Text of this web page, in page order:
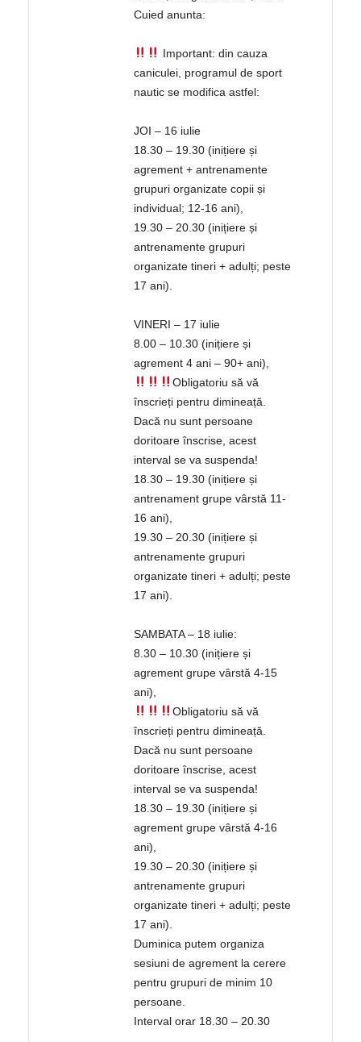
Cuied anunta:
Important: din cauza
caniculei, programul de sport
nautic se modifica astfel:
JOI – 16 iulie
18.30 – 19.30 (inițiere și
agrement + antrenamente
grupuri organizate copii și
individual; 12-16 ani),
19.30 – 20.30 (inițiere și
antrenamente grupuri
organizate tineri + adulți; peste
17 ani).
VINERI – 17 iulie
8.00 – 10.30 (inițiere și
agrement 4 ani – 90+ ani),
Obligatoriu să vă
înscrieți pentru dimineață.
Dacă nu sunt persoane
doritoare înscrise, acest
interval se va suspenda!
18.30 – 19.30 (inițiere și
antrenament grupe vârstă 11-
16 ani),
19.30 – 20.30 (inițiere și
antrenamente grupuri
organizate tineri + adulți; peste
17 ani).
SAMBATA – 18 iulie:
8.30 – 10.30 (inițiere și
agrement grupe vârstă 4-15
ani),
Obligatoriu să vă
înscrieți pentru dimineață.
Dacă nu sunt persoane
doritoare înscrise, acest
interval se va suspenda!
18.30 – 19.30 (inițiere și
agrement grupe vârstă 4-16
ani),
19.30 – 20.30 (inițiere și
antrenamente grupuri
organizate tineri + adulți; peste
17 ani).
Duminica putem organiza
sesiuni de agrement la cerere
pentru grupuri de minim 10
persoane.
Interval orar 18.30 – 20.30